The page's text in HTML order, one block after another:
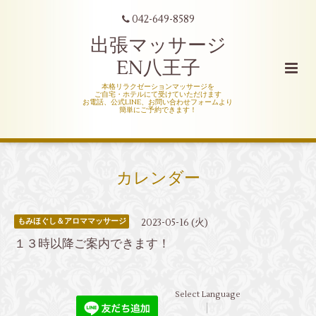
042-649-8589
出張マッサージ
EN八王子
本格リラクゼーションマッサージを
ご自宅・ホテルにて受けていただけます
お電話、公式LINE、お問い合わせフォームより
簡単にご予約できます！
カレンダー
もみほぐし＆アロママッサージ 2023-05-16 (火)
１３時以降ご案内できます！
Select Language